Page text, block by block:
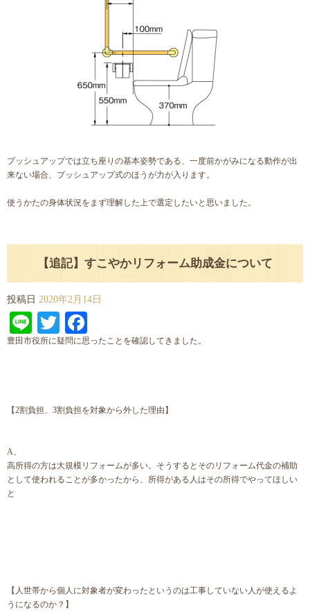
プッシュアップでは立ち座りの基本姿勢である、一度前かがみになる動作が出
来ない場合、プッシュアップ式のほうが力が入ります。
使うかたの身体状況をまず理解した上で選定したいと思いました。
【追記】すこやかリフォーム助成金について
投稿日 2020年2月14日
LineTwitter
豊田市役所に疑問に思ったことを確認してきました。
【2割負担、3割負担を対象から外した理由】
A、
高所得の方は大規模リフォームが多い。そうするとそのリフォーム代金の補助
として使われることが多かったから、所得がある人はその所得でやってほしい
と
【人世帯から個人に対象者が変わったというのは工事していない人が使えるよ
うになるのか？】